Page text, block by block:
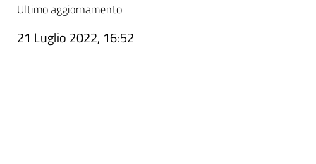
Ultimo aggiornamento
21 Luglio 2022, 16:52